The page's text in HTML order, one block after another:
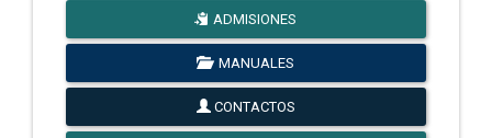
ADMISIONES
MANUALES
CONTACTOS